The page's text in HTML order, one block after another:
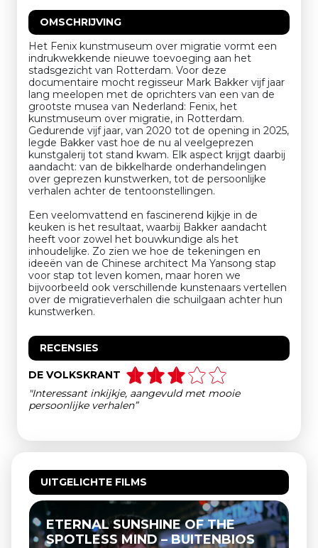
OMSCHRIJVING
Het Fenix kunstmuseum over migratie vormt een
indrukwekkende nieuwe toevoeging aan het
stadsgezicht van Rotterdam. Voor deze
documentaire mocht regisseur Mark Bakker vijf jaar
lang meelopen met de oprichters van een van de
grootste musea van Nederland: Fenix, het
kunstmuseum over migratie, in Rotterdam.
Gedurende vijf jaar, van 2020 tot de opening in 2025,
legde Bakker vast hoe de nu al veelgeprezen
kunstgalerij tot stand kwam. Elk aspect krijgt daarbij
aandacht: van de bikkelharde onderhandelingen
over geprezen kunstwerken, tot de persoonlijke
verhalen achter de tentoonstellingen.
Een veelomvattend en fascinerend kijkje in de
keuken is het resultaat, waarbij Bakker aandacht
heeft voor zowel het bouwkundige als het
inhoudelijke. Zo zien we hoe de tekeningen en
ideeën van de Chinese architect Ma Yansong stap
voor stap tot leven komen, maar horen we
bijvoorbeeld ook verschillende kunstenaars vertellen
over de migratieverhalen die schuilgaan achter hun
kunstwerken.
RECENSIES
DE VOLKSKRANT
"Interessant inkijkje, aangevuld met mooie
persoonlijke verhalen”
UITGELICHTE FILMS
ETERNAL SUNSHINE OF THE
SPOTLESS MIND – BUITENBIOS